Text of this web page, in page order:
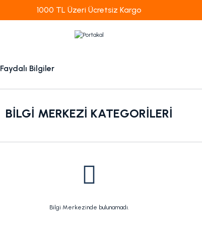
1000 TL Üzeri Ücretsiz Kargo
Faydalı Bilgiler
BILGI MERKEZI KATEGORILERI
Bilgi Merkezinde bulunamadı.